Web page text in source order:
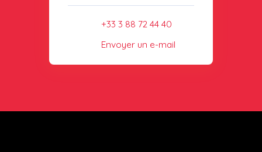
+33 3 88 72 44 40
Envoyer un e-mail